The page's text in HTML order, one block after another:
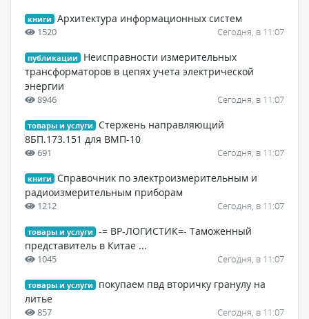
книги Архитектура информационных систем
1520 Сегодня, в 11:07
публикации
Неисправности измерительных
трансформаторов в цепях учета электрической
энергии
8946 Сегодня, в 11:07
товары и услуги
Стержень направляющий
8БП.173.151 для ВМП-10
691 Сегодня, в 11:07
книги
Справочник по электроизмерительным и
радиоизмерительным приборам
1212 Сегодня, в 11:07
товары и услуги
-= ВР-ЛОГИСТИК=- Таможенный
представитель в Китае ...
1045 Сегодня, в 11:07
товары и услуги
покупаем пвд вторичку гранулу на
литье
857 Сегодня, в 11:07